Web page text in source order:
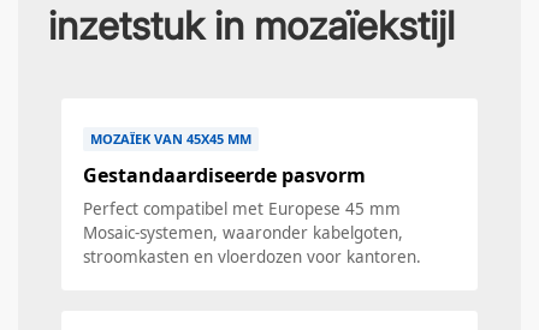
inzetstuk in mozaïekstijl
MOZAÏEK VAN 45X45 MM
Gestandaardiseerde pasvorm
Perfect compatibel met Europese 45 mm
Mosaic-systemen, waaronder kabelgoten,
stroomkasten en vloerdozen voor kantoren.